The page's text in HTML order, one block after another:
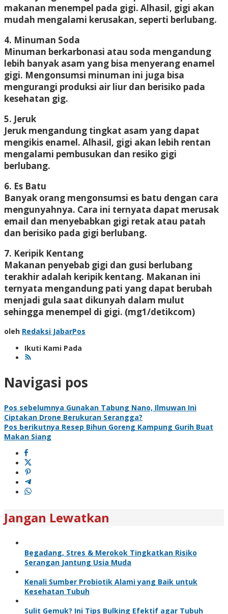
makanan menempel pada gigi. Alhasil, gigi akan
mudah mengalami kerusakan, seperti berlubang.
4. Minuman Soda
Minuman berkarbonasi atau soda mengandung
lebih banyak asam yang bisa menyerang enamel
gigi. Mengonsumsi minuman ini juga bisa
mengurangi produksi air liur dan berisiko pada
kesehatan gig.
5. Jeruk
Jeruk mengandung tingkat asam yang dapat
mengikis enamel. Alhasil, gigi akan lebih rentan
mengalami pembusukan dan resiko gigi
berlubang.
6. Es Batu
Banyak orang mengonsumsi es batu dengan cara
mengunyahnya. Cara ini ternyata dapat merusak
email dan menyebabkan gigi retak atau patah
dan berisiko pada gigi berlubang.
7. Keripik Kentang
Makanan penyebab gigi dan gusi berlubang
terakhir adalah keripik kentang. Makanan ini
ternyata mengandung pati yang dapat berubah
menjadi gula saat dikunyah dalam mulut
sehingga menempel di gigi. (mg1/detikcom)
oleh Redaksi JabarPos
Ikuti Kami Pada
Navigasi pos
Pos sebelumnya Gunakan Tabung Nano, Ilmuwan Ini
Ciptakan Drone Berukuran Serangga?
Pos berikutnya Resep Bihun Goreng Kampung Gurih Buat
Makan Siang
Jangan Lewatkan
Begadang, Stres & Merokok Tingkatkan Risiko
Serangan Jantung Usia Muda
Kenali Sumber Probiotik Alami yang Baik untuk
Kesehatan Tubuh
Sulit Gemuk? Ini Tips Bulking Efektif agar Tubuh